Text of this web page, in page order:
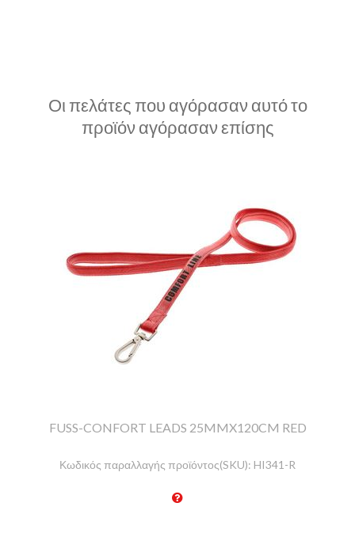
Οι πελάτες που αγόρασαν αυτό το
προϊόν αγόρασαν επίσης
FUSS-CONFORT LEADS 25MMX120CM RED
Κωδικός παραλλαγής προϊόντος(SKU): HI341-R